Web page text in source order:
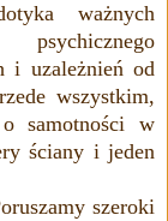
ważnych
i uzależnień od
wszystkim,
samotności w
ściany i jeden
szeroki